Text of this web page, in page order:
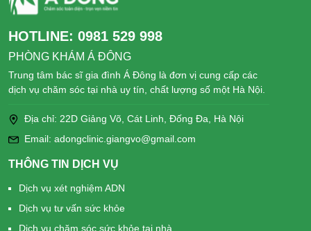
HOTLINE: 0981 529 998
PHÒNG KHÁM Á ĐÔNG
Trung tâm bác sĩ gia đình Á Đông là đơn vị cung cấp các
dịch vụ chăm sóc tại nhà uy tín, chất lượng số một Hà Nội.
Địa chỉ: 22D Giảng Võ, Cát Linh, Đống Đa, Hà Nội
Email: adongclinic.giangvo@gmail.com
THÔNG TIN DỊCH VỤ
Dịch vụ xét nghiệm ADN
Dịch vụ tư vấn sức khỏe
Dịch vụ chăm sóc sức khỏe tại nhà